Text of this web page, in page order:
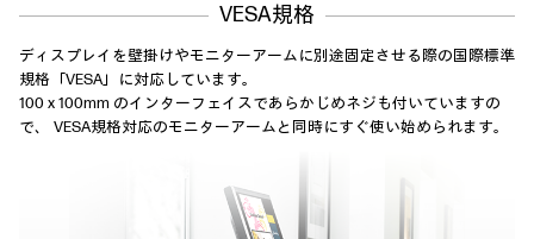
VESA規格
ディスプレイを壁掛けやモニターアームに別途固定させる際の国際標準
規格「VESA」に対応しています。
100 x 100mm のインターフェイスであらかじめネジも付いていますの
で、
VESA規格対応のモニターアームと同時にすぐ使い始められます。